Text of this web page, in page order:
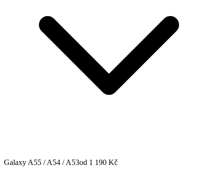
Galaxy A55 / A54 / A53od 1 190 Kč